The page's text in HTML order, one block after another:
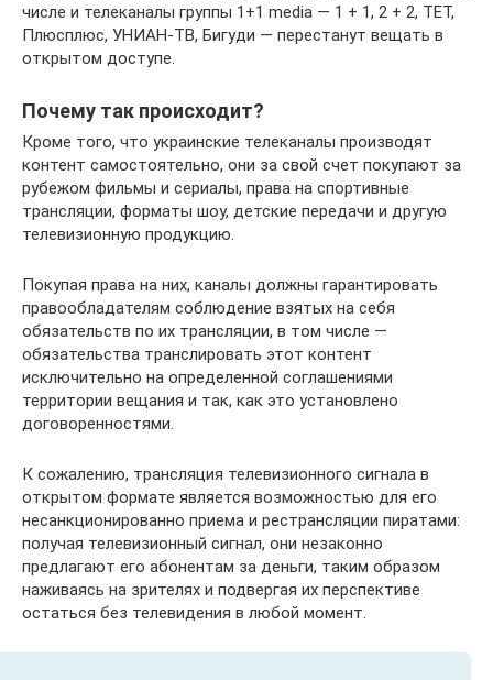
числе и телеканалы группы 1+1 media — 1 + 1, 2 + 2, ТЕТ,
Плюсплюс, УНИАН-ТВ, Бигуди — перестанут вещать в
открытом доступе.
Почему так происходит?
Кроме того, что украинские телеканалы производят
контент самостоятельно, они за свой счет покупают за
рубежом фильмы и сериалы, права на спортивные
трансляции, форматы шоу, детские передачи и другую
телевизионную продукцию.
Покупая права на них, каналы должны гарантировать
правообладателям соблюдение взятых на себя
обязательств по их трансляции, в том числе —
обязательства транслировать этот контент
исключительно на определенной соглашениями
территории вещания и так, как это установлено
договоренностями.
К сожалению, трансляция телевизионного сигнала в
открытом формате является возможностью для его
несанкционированно приема и рестрансляции пиратами:
получая телевизионный сигнал, они незаконно
предлагают его абонентам за деньги, таким образом
наживаясь на зрителях и подвергая их перспективе
остаться без телевидения в любой момент.